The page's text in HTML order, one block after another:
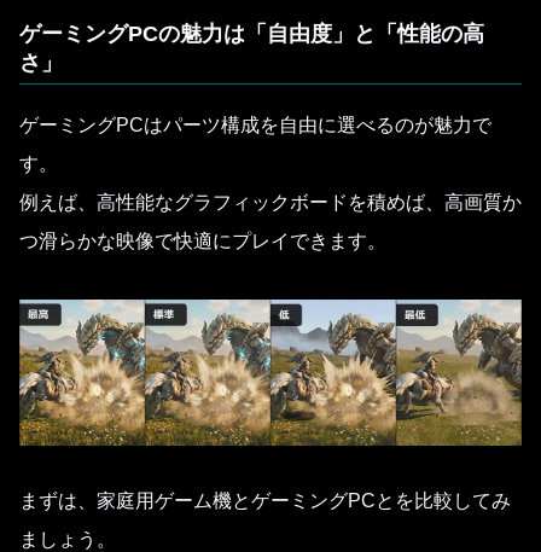
ゲーミングPCの魅力は「自由度」と「性能の高
さ」
ゲーミングPCはパーツ構成を自由に選べるのが魅力で
す。
例えば、高性能なグラフィックボードを積めば、高画質か
つ滑らかな映像で快適にプレイできます。
まずは、家庭用ゲーム機とゲーミングPCとを比較してみ
ましょう。